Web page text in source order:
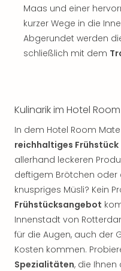
Maas und einer
kurzer Wege in die
Abgerundet werden
schließlich mit dem
Kulinarik im Hotel
In dem Hotel Room
reichhaltiges Frühstück
allerhand leckeren
deftigem Brötchen oder
knuspriges Müsli? Kein
Frühstücksangebot
Innenstadt von
für die Augen, auch der
Kosten kommen.
Spezialitäten, die